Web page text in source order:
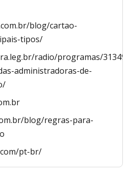
blog/cartao-
tipos/
radio/programas/
administradoras-de-
blog/regras-para-
pt-br/